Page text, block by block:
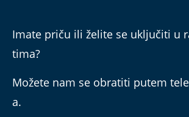
Imate priču ili želite se uključiti u
tima?
Možete nam se obratiti putem
a.